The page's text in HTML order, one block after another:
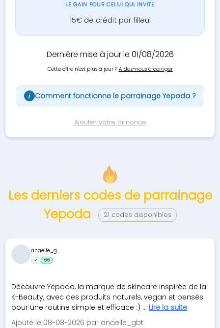
LE GAIN POUR CELUI QUI INVITE
15€ de crédit par filleul
Dernière mise à jour le 01/08/2026
Cette offre n'est plus à jour ? Aidez-nous à corriger
i Comment fonctionne le parrainage Yepoda ?
Ajouter votre annonce
Les derniers codes de parrainage
Yepoda
21 codes disponibles
Découvre Yepoda, la marque de skincare inspirée de la
K-Beauty, avec des produits naturels, vegan et pensés
pour une routine simple et efficace :) ... Lire la suite
Ajouté le 08-08-2026 par anaelle_gbt
anaelle_g...
✓ 55